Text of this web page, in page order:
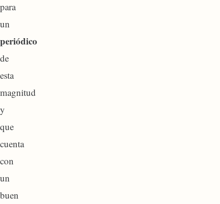
para
un
periódico
de
esta
magnitud
y
que
cuenta
con
un
buen